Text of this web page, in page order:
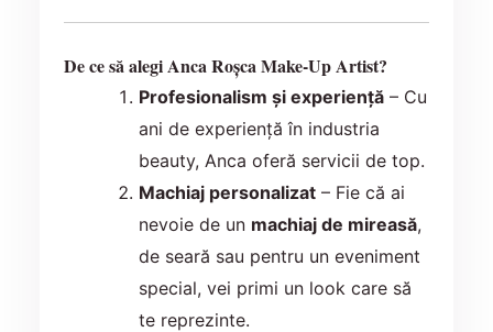
De ce să alegi Anca Roșca Make-Up Artist?
Profesionalism și experiență – Cu
ani de experiență în industria
beauty, Anca oferă servicii de top.
Machiaj personalizat – Fie că ai
nevoie de un machiaj de mireasă,
de seară sau pentru un eveniment
special, vei primi un look care să
te reprezinte.